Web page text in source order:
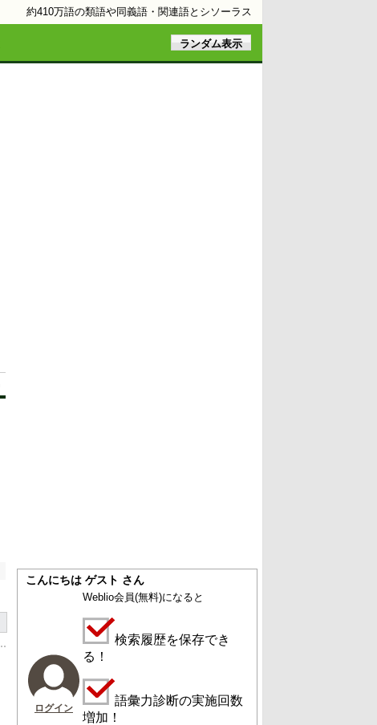
約410万語の類語や同義語・関連語とシソーラス
こんにちは ゲスト さん
ログイン
Weblio会員(無料)になると
検索履歴を保存でき
る！
語彙力診断の実施回数
増加！